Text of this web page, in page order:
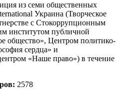
из семи общественных
Украина (Творческое
с Стокоррупционным
институтом публичной
общество», Центром политико-
сердца» и
«Наше право») в течение
2578